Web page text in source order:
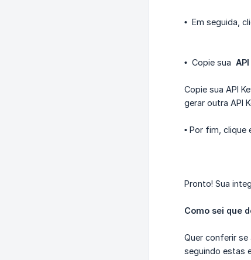
• Em seguida,
• Copie sua
Copie sua API
gerar outra API
• Por fim, clique
Pronto! Sua
Como sei que
Quer conferir
seguindo estas